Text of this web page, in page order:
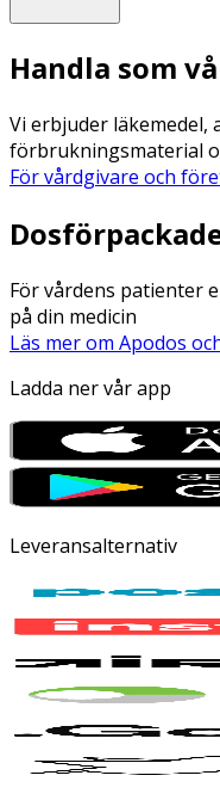
Handla som
Vi erbjuder läkemedel,
förbrukningsmaterial
För vårdgivare och
För vårdens patienter
på din medicin
Läs mer om Apodos
Ladda ner vår app
Leveransalternativ